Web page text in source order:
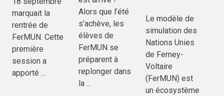
marquait la
rentrée de
FerMUN. Cette
première
session a
apporté ...
Alors que l’été
s’achève, les
élèves de
FerMUN se
préparent à
replonger dans
la ...
Le modèle de
simulation des
Nations Unies
de Ferney-
Voltaire
(FerMUN) est
un écosystème